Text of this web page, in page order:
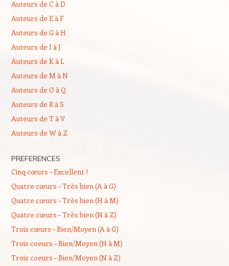
Auteurs de C à D
Auteurs de E à F
Auteurs de G à H
Auteurs de I à J
Auteurs de K à L
Auteurs de M à N
Auteurs de O à Q
Auteurs de R à S
Auteurs de T à V
Auteurs de W à Z
PREFERENCES
Cinq cœurs – Excellent !
Quatre cœurs – Très bien (A à G)
Quatre cœurs – Très bien (H à M)
Quatre cœurs – Très bien (N à Z)
Trois cœurs – Bien/Moyen (A à G)
Trois coeurs – Bien/Moyen (H à M)
Trois coeurs – Bien/Moyen (N à Z)